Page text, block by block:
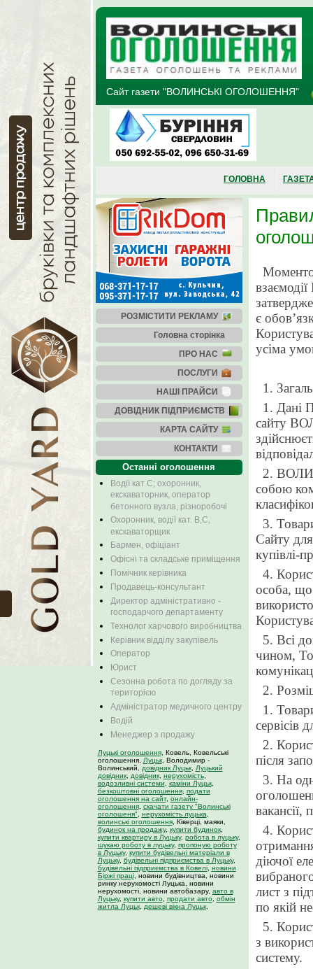
Перейти до основного матеріалу
Сайт газети "ВОЛИНСЬКІ ОГОЛОШЕННЯ"
ГОЛОВНА
РОЗМІСТИТИ РЕКЛАМУ
Головна сторінка
ПРО НАС
ПОСЛУГИ
НАШІ ПРАЙСИ
ДОВІДНИК ПІДПРИЄМСТВ
КАРТА САЙТУ
КОНТАКТИ
Останні оголошення
Водії кат С; охоронник,
екскаваторник, оператор
бетонного вузла, різноробочі
Охоронник, водії кат. В,С,
екскаваторщик
Бармен, офіціант
Офісні та складське приміщення
Помічник керівника
Продавець-консультант
Директор адміністративно -
господарчого департаменту
Технолог харчового виробництва
Керівник відділу закупівель
Оператор
Юрист
Сезонна робота по догляду за
територією
Адміністратор медичного центру
Водій
Менеджер з продажу
Луцькі оголошення, Ковель, Ковельські
оголошення, Луцьк, Володимир -
Волинський, довідник Луцьк, Луцький
довідник, довідник, нерухомість,
водозливні системи, каміни Луцьк,
безкоштовні оголошення, подати
оголошення на сайт, онлайн-
оголошення, скачати газету "Волинські
оголошеня", нерухомість луцька,
волинські оголошення, Ківерці, маяки,
будинок на продажу, купити будинок,
купити квартиру в Луцьку, робота в луцьку,
шукаю роботу в луцьку, пропоную роботу
в Луцьку, купити будівельні матеріали в
Луцьку, будівельні підприємства в Луцьку,
будівельні підприємства в Ковелі, новини
Біржі праці, новини будівництва, новини
ринку нерухомості Луцька, новини
нерухомості, новини автобазару, авто в
Луцьку, купити авто, продати авто, обмін
житла Луцьк, дешеві вікна Луцьк,
є
усіма
1.
1. Дані
сайту
2.
собою
3.
Сайту
купівлі-
4.
особа, що
5. Всі
чином,
2.
1.
сервісів
2.
після
3. На
вакансії,
4.
діючої
лист з
по якій
5.
з
систему.